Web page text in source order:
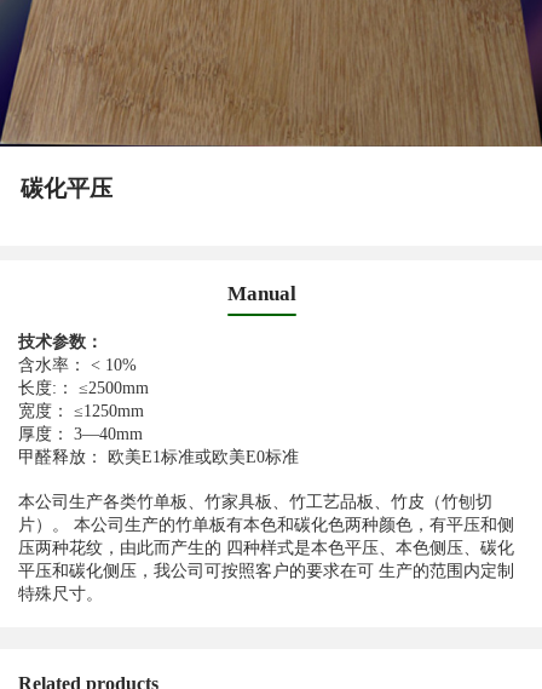
碳化平压
Manual
技术参数：
含水率： < 10%
长度:： ≤2500mm
宽度： ≤1250mm
厚度： 3—40mm
甲醛释放： 欧美E1标准或欧美E0标准
本公司生产各类竹单板、竹家具板、竹工艺品板、竹皮（竹刨切
片）。 本公司生产的竹单板有本色和碳化色两种颜色，有平压和侧
压两种花纹，由此而产生的 四种样式是本色平压、本色侧压、碳化
平压和碳化侧压，我公司可按照客户的要求在可 生产的范围内定制
特殊尺寸。
Related products